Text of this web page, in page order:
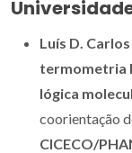
Luís D. Carlos
termometria
lógica
coorientação
CICECO/